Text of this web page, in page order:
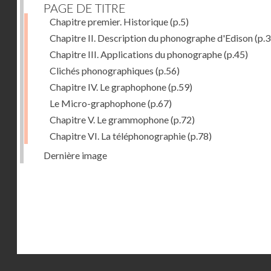
PAGE DE TITRE
Chapitre premier. Historique(p.5)
Chapitre II. Description du phonographe d'Edison
Chapitre III. Applications du phonographe(p.45)
Clichés phonographiques (p.56)
Chapitre IV. Le graphophone(p.59)
Le Micro-graphophone(p.67)
Chapitre V. Le grammophone(p.72)
Chapitre VI. La téléphonographie(p.78)
Dernière image